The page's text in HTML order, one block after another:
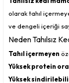
olarak tahıl
ve dengeli içeriği
Neden Tahılsız
Tahıl içermeyen
Yüksek protein
Yüksek